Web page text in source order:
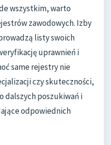
wszystkim, warto
zawodowych. Izby
listy swoich
uprawnień i
same rejestry nie
czy skuteczności,
dalszych poszukiwań i
odpowiednich